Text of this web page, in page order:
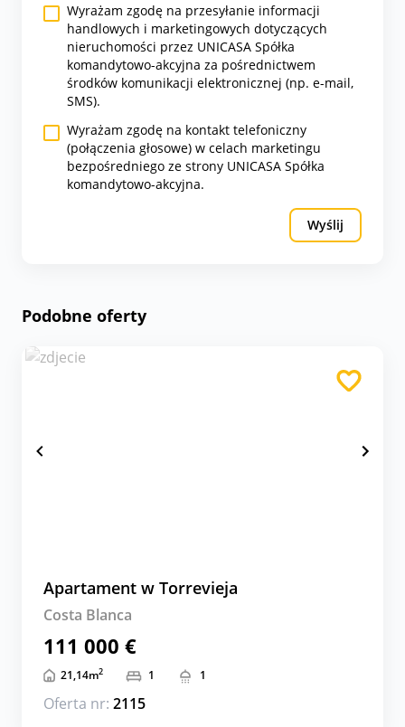
Wyrażam zgodę na przesyłanie informacji
handlowych i marketingowych dotyczących
nieruchomości przez UNICASA Spółka
komandytowo-akcyjna za pośrednictwem
środków komunikacji elektronicznej (np. e-mail,
SMS).
Wyrażam zgodę na kontakt telefoniczny
(połączenia głosowe) w celach marketingu
bezpośredniego ze strony UNICASA Spółka
komandytowo-akcyjna.
Wyślij
Podobne oferty
Apartament w Torrevieja
Costa Blanca
111 000 €
21,14m2 1 1
Oferta nr: 2115